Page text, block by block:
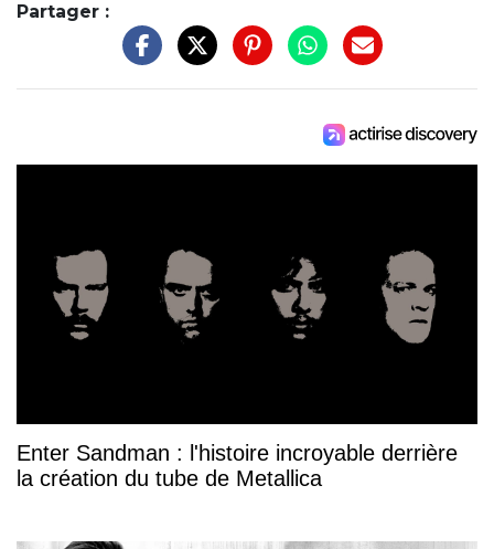
Partager :
Enter Sandman : l'histoire incroyable derrière
la création du tube de Metallica